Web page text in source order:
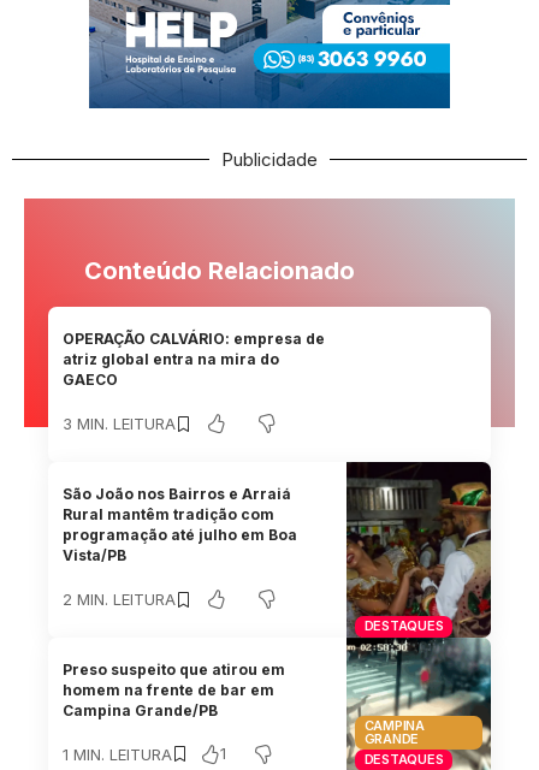
Publicidade
Conteúdo Relacionado
OPERAÇÃO CALVÁRIO: empresa de
atriz global entra na mira do
GAECO
3 MIN. LEITURA
DESTAQUES
São João nos Bairros e Arraiá
Rural mantêm tradição com
programação até julho em Boa
Vista/PB
2 MIN. LEITURA
CAMPINA
GRANDE
DESTAQUES
Preso suspeito que atirou em
homem na frente de bar em
Campina Grande/PB
1 MIN. LEITURA 1